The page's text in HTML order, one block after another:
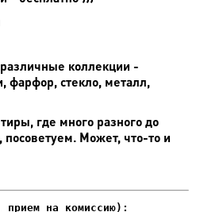
коллекции -
фарфор, стекло, металл,
где много разного до
посоветуем. Может, что-то и